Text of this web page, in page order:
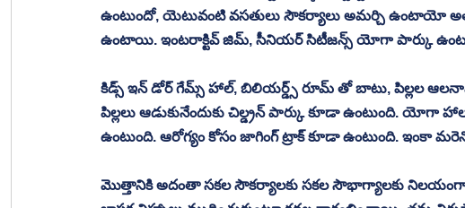
ఉంటుందో, యెటువంటి వసతులు సౌకర్యాలు అమర్చి ఉంటాయో
ఉంటాయి. ఇంటరాక్టివ్ జిమ్, సీనియర్ సిటీజన్స్ యోగా పార్కు
కిడ్స్ ఇన్ డోర్ గేమ్స్ హాల్, బిలియర్డ్స్ రూమ్ తో బాటు, పిల్లల
పిల్లలు ఆడుకునేందుకు చిల్డ్రన్ పార్కు కూడా ఉంటుంది.
ఉంటుంది. ఆరోగ్యం కోసం జాగింగ్ ట్రాక్ కూడా ఉంటుంది. ఇంకా
మొత్తానికి అదంతా సకల సౌకర్యాలకు సకల సౌభాగ్యాలకు నిలయంగా